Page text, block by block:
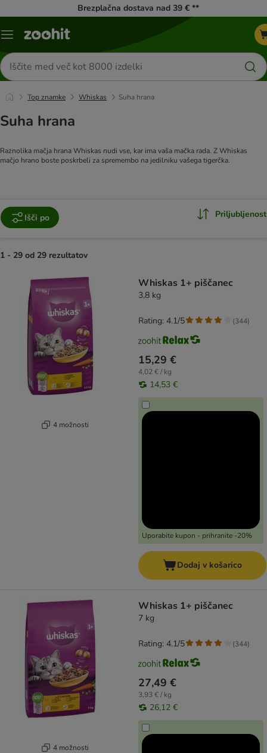
Brezplačna dostava nad 39 € **
Meni
Iskanje
izdelkov
Top znamke Whiskas Suha hrana
Suha hrana
Raznolika mačja hrana Whiskas nudi vse, kar ima vaša mačka rada. Z Whiskas
mačjo hrano boste poskrbeli za spremembo na jedilniku vašega tigerčka.
Išči po Priljubljenost
1 - 29 od 29 rezultatov
4 možnosti
Whiskas 1+ piščanec
3,8 kg
15,29 €
4,02 € / kg
14,53 €
Uporabite kupon - prihranite -20%
Rating: 4.1/5 (344)
Dodaj v košarico
4 možnosti
Whiskas 1+ piščanec
7 kg
27,49 €
3,93 € / kg
26,12 €
Rating: 4.1/5 (344)